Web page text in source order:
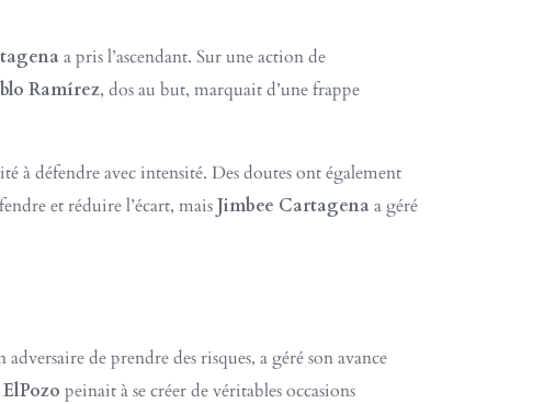
a pris l’ascendant. Sur une action de
Ramírez, dos au but, marquait d’une frappe
à défendre avec intensité. Des doutes ont également
et réduire l’écart, maisJimbee Cartagenaa géré
adversaire de prendre des risques, a géré son avance
ElPozo peinait à se créer de véritables occasions